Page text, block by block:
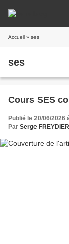
Accueil » ses
ses
Cours SES
Publié le 20/06/2026
Par Serge FREYDIER